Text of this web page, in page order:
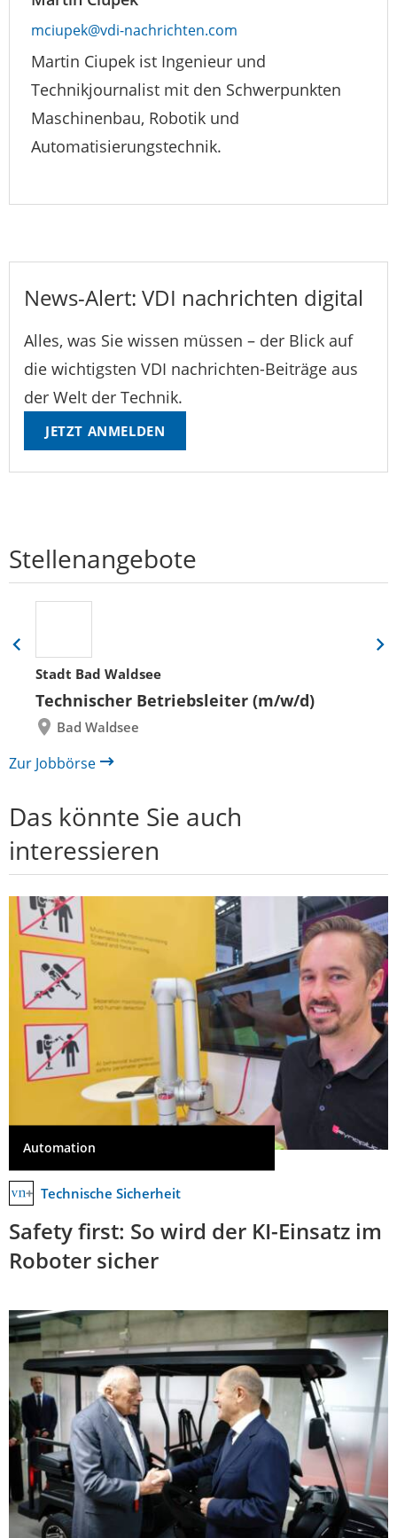
mciupek@vdi-nachrichten.com
Martin Ciupek ist Ingenieur und
Technikjournalist mit den Schwerpunkten
Maschinenbau, Robotik und
Automatisierungstechnik.
News-Alert: VDI nachrichten digital
Alles, was Sie wissen müssen – der Blick auf
die wichtigsten VDI nachrichten-Beiträge aus
der Welt der Technik.
JETZT ANMELDEN
Stellenangebote
Stadt Bad Waldsee
Technischer Betriebsleiter (m/w/d)
Bad Waldsee
Folie
zurück
Eine
Zur Jobbörse
Das könnte Sie auch
interessieren
Automation
Technische Sicherheit
Safety first: So wird der KI-Einsatz im
Roboter sicher